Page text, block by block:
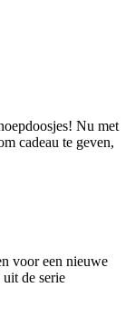
Nu met
cadeau te geven,
voor een nieuwe
de serie